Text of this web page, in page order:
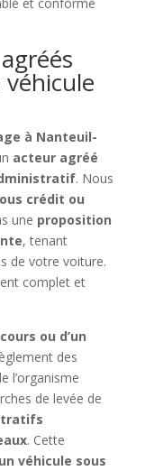
à Nanteuil-
acteur agréé
. Nous
crédit ou
une proposition
, tenant
de votre voiture.
complet et
ou d’un
des
l’organisme
de levée de
. Cette
véhicule sous